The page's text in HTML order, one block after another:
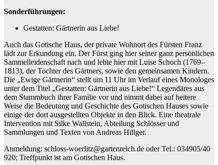
Sonderführungen:
Gestatten: Gärtnerin aus Liebe!
Auch das Gotische Haus, der private Wohnort des Fürsten Franz
lädt zur Erkundung ein. Der Fürst ging hier seiner ganz persönlichen
Sammelleidenschaft nach und lebte hier mit Luise Schoch (1769–
1813), der Tochter des Gärtners, sowie den gemeinsamen Kindern.
Die „Ewige Gärtnerin“ stellt um 11 Uhr im Verlauf eines Monologes
unter dem Titel „Gestatten: Gärtnerin aus Liebe!“ Legendäres aus
dem Stammbuch ihrer Familie vor und nimmt dabei auf heitere
Weise die Bedeutung und Geschichte des Gotischen Hauses sowie
einige der dort ausgestellten Objekte in den Blick. Eine theatrale
Intervention mit Silke Wallstein, Abteilung Schlösser und
Sammlungen und Texten von Andreas Hillger.
Anmeldung: schloss-woerlitz@gartenreich.de oder Tel.: 034905/40
920; Treffpunkt ist am Gotischen Haus.